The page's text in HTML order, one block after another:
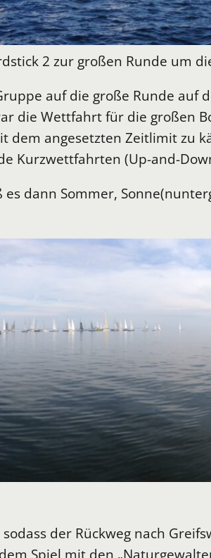
2 zur großen Runde um
auf die große Runde
die Wettfahrt für die großen
dem angesetzten Zeitlimit zu
Kurzwettfahrten (Up-and-
dann Sommer,
der Rückweg nach
Spiel mit den